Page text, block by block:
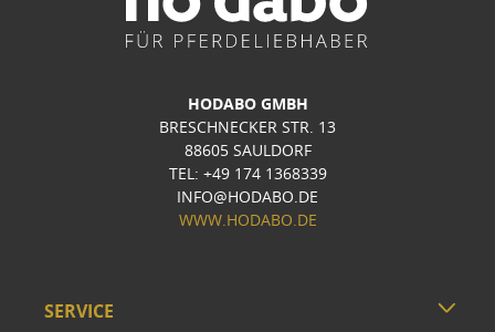
HODABO GMBH
BRESCHNECKER STR. 13
88605 SAULDORF
TEL: +49 174 1368339
INFO@HODABO.DE
WWW.HODABO.DE
SERVICE